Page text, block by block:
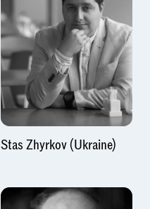
Stas Zhyrkov (Ukraine)